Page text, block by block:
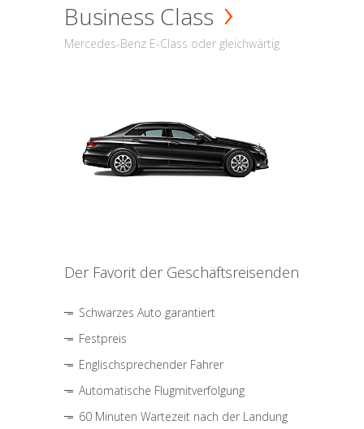
Business Class
Mercedes-Benz E-Class oder gleichwärtig
Der Favorit der Geschäftsreisenden
Schwarzes Auto garantiert
Festpreis
Englischsprechender Fahrer
Automatische Flugmitverfolgung
60 Minuten Wartezeit nach der Landung